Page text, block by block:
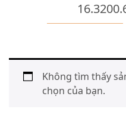
Không tìm thấy
chọn của bạn.